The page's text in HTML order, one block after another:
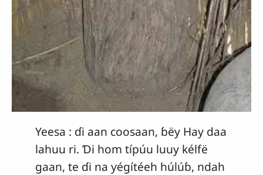
Yeesa : ɗi aan coosaan, ɓëy Hay daa
lahuu ri. Ɗi hom típúu luuy kélfë
gaan, te ɗi na ƴégítéeh húlúɓ, ndah